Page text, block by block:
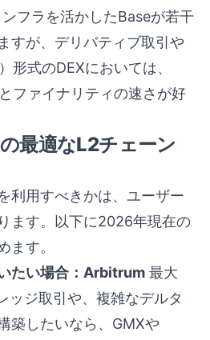
フラを活かしたBaseが若干
すが、デリバティブ取引や
式のDEXにおいては、
ファイナリティの速さが好
最適なL2チェーン
利用すべきかは、ユーザー
ます。以下に2026年現在の
ます。
たい場合：Arbitrum 最大
ッジ取引や、複雑なデルタ
築したいなら、GMXや